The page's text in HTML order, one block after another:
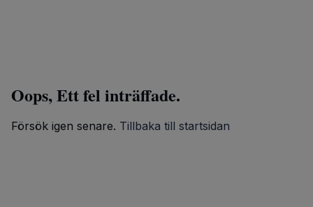
Oops, Ett fel inträffade.
Försök igen senare. Tillbaka till startsidan